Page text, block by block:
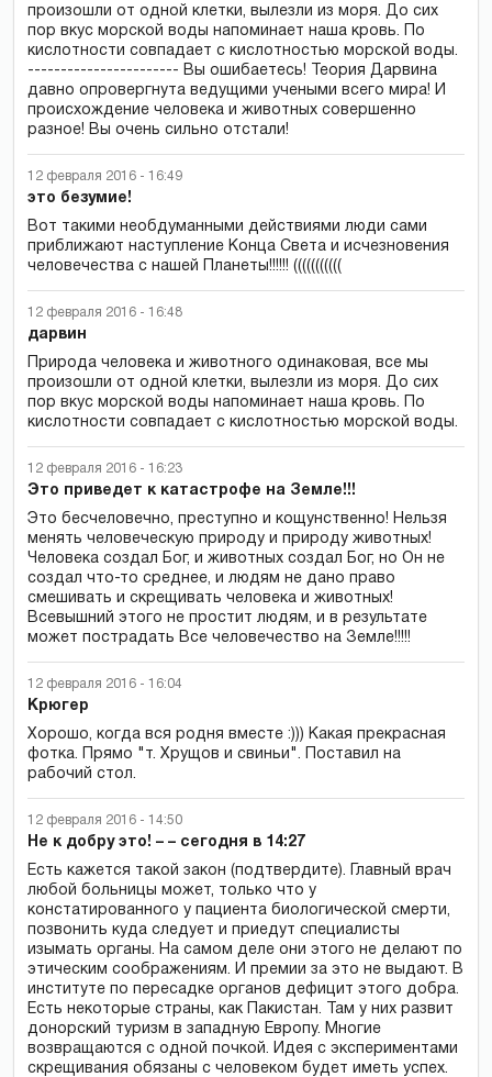
произошли от одной клетки, вылезли из моря. До сих
пор вкус морской воды напоминает наша кровь. По
кислотности совпадает с кислотностью морской воды.
----------------------- Вы ошибаетесь! Теория Дарвина
давно опровергнута ведущими учеными всего мира! И
происхождение человека и животных совершенно
разное! Вы очень сильно отстали!
12 февраля 2016 - 16:49
это безумие!
Вот такими необдуманными действиями люди сами
приближают наступление Конца Света и исчезновения
человечества с нашей Планеты!!!!!! (((((((((((
12 февраля 2016 - 16:48
дарвин
Природа человека и животного одинаковая, все мы
произошли от одной клетки, вылезли из моря. До сих
пор вкус морской воды напоминает наша кровь. По
кислотности совпадает с кислотностью морской воды.
12 февраля 2016 - 16:23
Это приведет к катастрофе на Земле!!!
Это бесчеловечно, преступно и кощунственно! Нельзя
менять человеческую природу и природу животных!
Человека создал Бог, и животных создал Бог, но Он не
создал что-то среднее, и людям не дано право
смешивать и скрещивать человека и животных!
Всевышний этого не простит людям, и в результате
может пострадать Все человечество на Земле!!!!!
12 февраля 2016 - 16:04
Крюгер
Хорошо, когда вся родня вместе :))) Какая прекрасная
фотка. Прямо "т. Хрущов и свиньи". Поставил на
рабочий стол.
12 февраля 2016 - 14:50
Не к добру это! – – сегодня в 14:27
Есть кажется такой закон (подтвердите). Главный врач
любой больницы может, только что у
констатированного у пациента биологической смерти,
позвонить куда следует и приедут специалисты
изымать органы. На самом деле они этого не делают по
этическим соображениям. И премии за это не выдают. В
институте по пересадке органов дефицит этого добра.
Есть некоторые страны, как Пакистан. Там у них развит
донорский туризм в западную Европу. Многие
возвращаются с одной почкой. Идея с экспериментами
скрещивания обязаны с человеком будет иметь успех.